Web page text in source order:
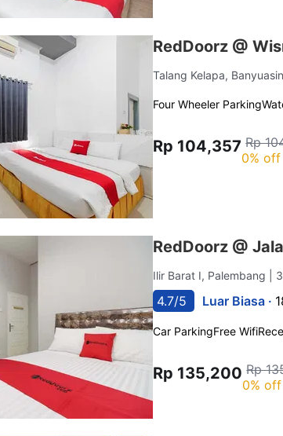
RedDoorz @
Talang Kelapa, Banyuasin
Four Wheeler Parking
Rp 104,357 Rp
0% off
RedDoorz @
Ilir Barat I, Palembang |
4.7/5 Luar Biasa ·
Car ParkingFree Wifi
Rp 135,200 Rp
0% off